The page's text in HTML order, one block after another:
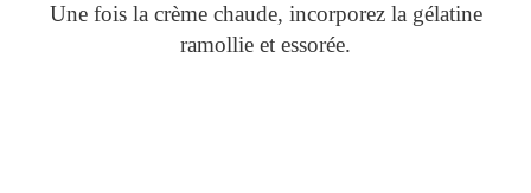
Une fois la crème chaude, incorporez la gélatine
ramollie et essorée.